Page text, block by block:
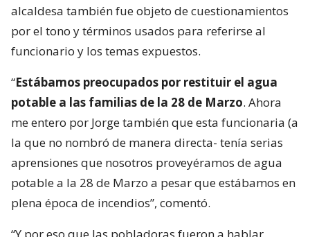
alcaldesa también fue objeto de cuestionamientos
por el tono y términos usados para referirse al
funcionario y los temas expuestos.
“Estábamos preocupados por restituir el agua
potable a las familias de la 28 de Marzo. Ahora
me entero por Jorge también que esta funcionaria (a
la que no nombró de manera directa- tenía serias
aprensiones que nosotros proveyéramos de agua
potable a la 28 de Marzo a pesar que estábamos en
plena época de incendios”, comentó.